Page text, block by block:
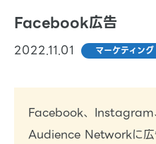
Facebook広告
2022.11.01 マーケティング
Facebook、Instagram
Audience Networkに広
Shopifyに関する最新で役